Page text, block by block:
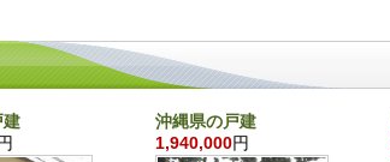
建
沖縄県の戸建
1,940,000円